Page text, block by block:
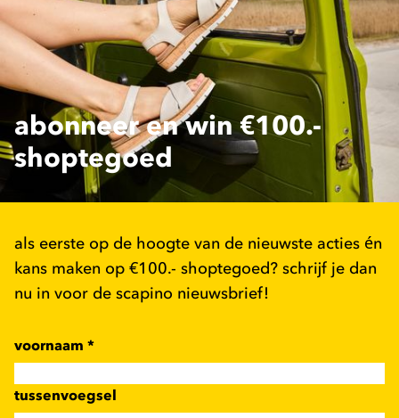
abonneer en win €100.-
shoptegoed
als eerste op de hoogte van de nieuwste acties én
kans maken op €100.- shoptegoed? schrijf je dan
nu in voor de scapino nieuwsbrief!
voornaam *
tussenvoegsel